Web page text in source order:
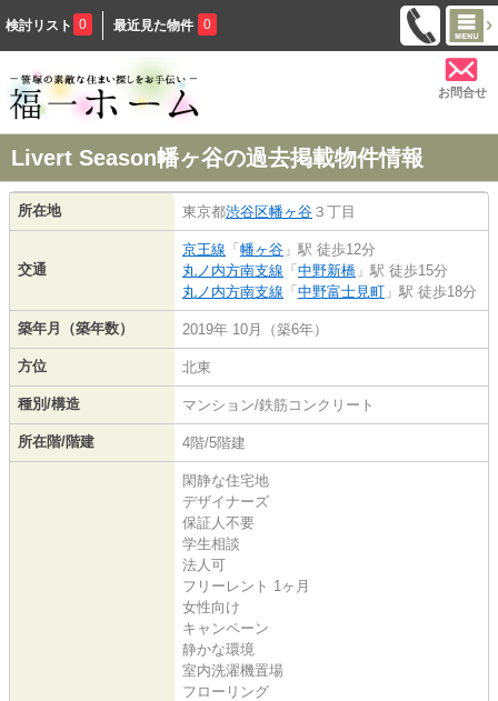
検討リスト 0 最近見た物件 0
お問合せ
Livert Season幡ヶ谷の過去掲載物件情報
所在地 東京都渋谷区幡ヶ谷 ３丁目
交通
京王線 「幡ヶ谷 」駅 徒歩12分
丸ノ内方南支線 「中野新橋 」駅 徒歩15分
丸ノ内方南支線 「中野富士見町 」駅 徒歩18分
築年月（築年数） 2019年 10月（築6年）
方位 北東
種別/構造 マンション/鉄筋コンクリート
所在階/階建 4階/5階建
閑静な住宅地
デザイナーズ
保証人不要
学生相談
法人可
フリーレント 1ヶ月
女性向け
キャンペーン
静かな環境
室内洗濯機置場
フローリング